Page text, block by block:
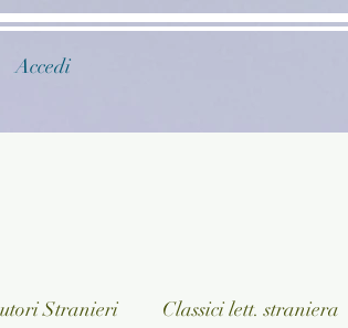
Accedi
Stranieri Classici lett. straniera